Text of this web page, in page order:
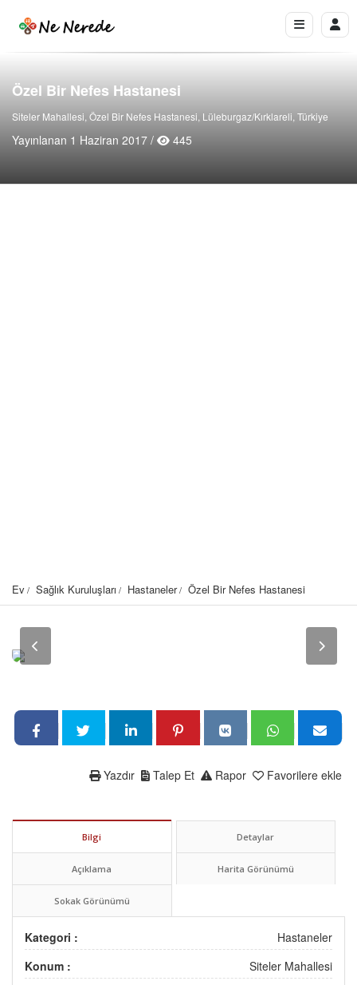
Özel Bir Nefes Hastanesi
Siteler Mahallesi, Özel Bir Nefes Hastanesi, Lüleburgaz/Kırklareli, Türkiye
Yayınlanan 1 Haziran 2017 / 445
Ev Sağlık Kuruluşları Hastaneler Özel Bir Nefes Hastanesi
Favorilere ekle
Rapor
Talep Et
Yazdır
Bilgi Detaylar
Açıklama Harita Görünümü
Sokak Görünümü
Kategori :
Hastaneler
Konum :
Siteler Mahallesi